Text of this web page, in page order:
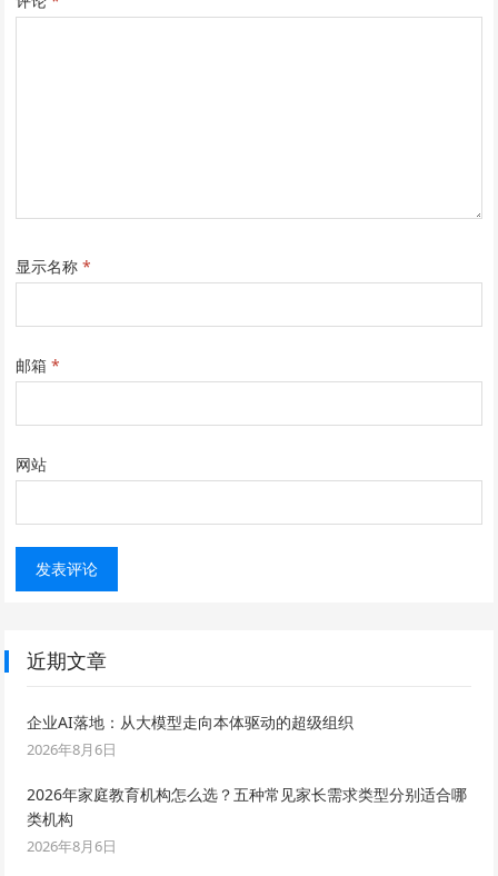
显示名称*
邮箱*
网站
近期文章
企业AI落地：从大模型走向本体驱动的超级组织
2026年8月6日
2026年家庭教育机构怎么选？五种常见家长需求类型分别适合哪
类机构
2026年8月6日